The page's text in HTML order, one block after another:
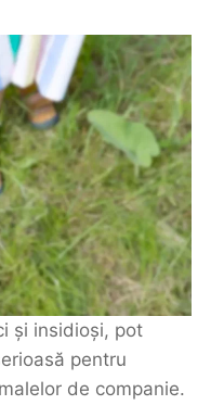
și insidioși, pot
pentru
de companie.